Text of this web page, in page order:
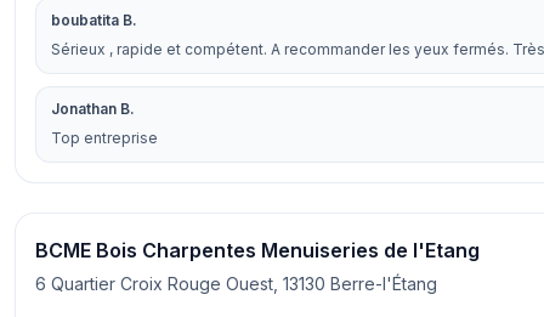
boubatita B.
Sérieux , rapide et compétent. A recommander les yeux fermés.
Jonathan B.
Top entreprise
BCME Bois Charpentes Menuiseries de l'Etang
6 Quartier Croix Rouge Ouest, 13130 Berre-l'Étang